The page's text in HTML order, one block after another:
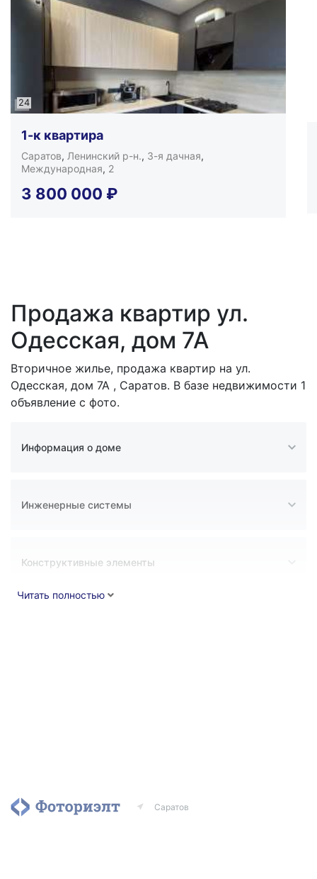
24
1-к квартира
Саратов, Ленинский р-н., 3-я дачная,
Международная, 2
3 800 000 ₽
Продажа квартир ул.
Одесская, дом 7А
Вторичное жилье, продажа квартир на ул.
Одесская, дом 7А , Саратов. В базе недвижимости 1
объявление с фото.
Информация о доме
Инженерные системы
Конструктивные элементы
Читать полностью
Саратов